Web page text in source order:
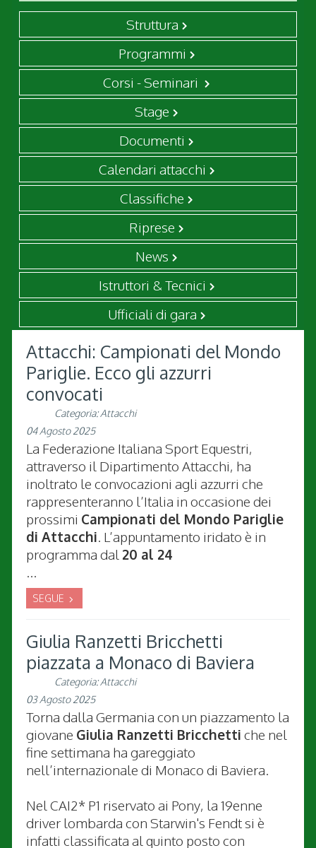
Struttura
Programmi
Corsi - Seminari
Stage
Documenti
Calendari attacchi
Classifiche
Riprese
News
Istruttori & Tecnici
Ufficiali di gara
Attacchi: Campionati del Mondo
Pariglie. Ecco gli azzurri
convocati
Categoria:Attacchi
04 Agosto 2025
La Federazione Italiana Sport Equestri,
attraverso il Dipartimento Attacchi, ha
inoltrato le convocazioni agli azzurri che
rappresenteranno l’Italia in occasione dei
prossimi Campionati del Mondo Pariglie
di Attacchi. L’appuntamento iridato è in
programma dal 20 al 24
...
SEGUE
Giulia Ranzetti Bricchetti
piazzata a Monaco di Baviera
Categoria:Attacchi
03 Agosto 2025
Torna dalla Germania con un piazzamento la
giovane Giulia Ranzetti Bricchetti che nel
fine settimana ha gareggiato
nell’internazionale di Monaco di Baviera.
Nel CAI2* P1 riservato ai Pony, la 19enne
driver lombarda con Starwin's Fendt si è
infatti classificata al quinto posto con